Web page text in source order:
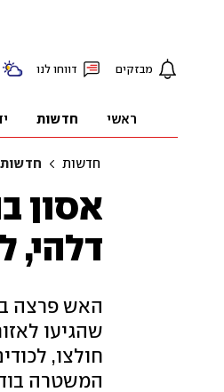
מבזקים דווחו לנו
ראשי חדשות
חדשות חדשות
דלהי,
האש פרצה
חולצו,
המשטרה